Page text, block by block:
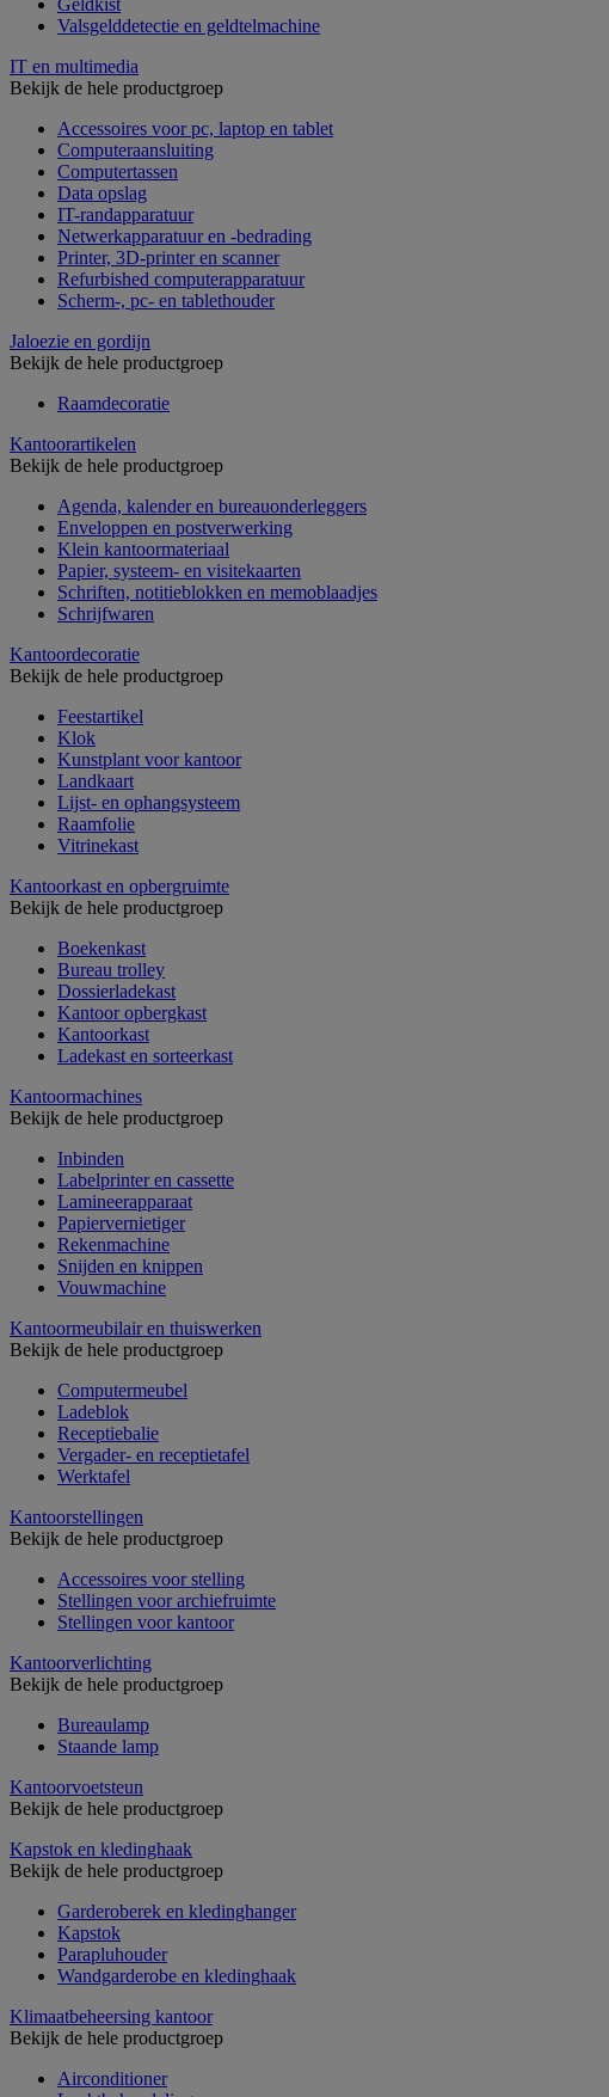
Valsgelddetectie en geldtelmachine
IT en multimedia
Bekijk de hele productgroep
Accessoires voor pc, laptop en tablet
Computeraansluiting
Computertassen
Data opslag
IT-randapparatuur
Netwerkapparatuur en -bedrading
Printer, 3D-printer en scanner
Refurbished computerapparatuur
Scherm-, pc- en tablethouder
Jaloezie en gordijn
Bekijk de hele productgroep
Raamdecoratie
Kantoorartikelen
Bekijk de hele productgroep
Agenda, kalender en bureauonderleggers
Enveloppen en postverwerking
Klein kantoormateriaal
Papier, systeem- en visitekaarten
Schriften, notitieblokken en memoblaadjes
Schrijfwaren
Kantoordecoratie
Bekijk de hele productgroep
Feestartikel
Klok
Kunstplant voor kantoor
Landkaart
Lijst- en ophangsysteem
Raamfolie
Vitrinekast
Kantoorkast en opbergruimte
Bekijk de hele productgroep
Boekenkast
Bureau trolley
Dossierladekast
Kantoor opbergkast
Kantoorkast
Ladekast en sorteerkast
Kantoormachines
Bekijk de hele productgroep
Inbinden
Labelprinter en cassette
Lamineerapparaat
Papiervernietiger
Rekenmachine
Snijden en knippen
Vouwmachine
Kantoormeubilair en thuiswerken
Bekijk de hele productgroep
Computermeubel
Ladeblok
Receptiebalie
Vergader- en receptietafel
Werktafel
Kantoorstellingen
Bekijk de hele productgroep
Accessoires voor stelling
Stellingen voor archiefruimte
Stellingen voor kantoor
Kantoorverlichting
Bekijk de hele productgroep
Bureaulamp
Staande lamp
Kantoorvoetsteun
Bekijk de hele productgroep
Kapstok en kledinghaak
Bekijk de hele productgroep
Garderoberek en kledinghanger
Kapstok
Parapluhouder
Wandgarderobe en kledinghaak
Klimaatbeheersing kantoor
Bekijk de hele productgroep
Airconditioner